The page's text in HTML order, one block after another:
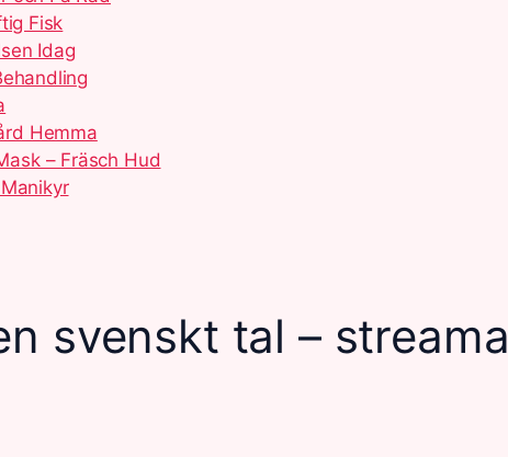
Fisk
Idag
Hemma
– Fräsch Hud
svenskt tal – streama